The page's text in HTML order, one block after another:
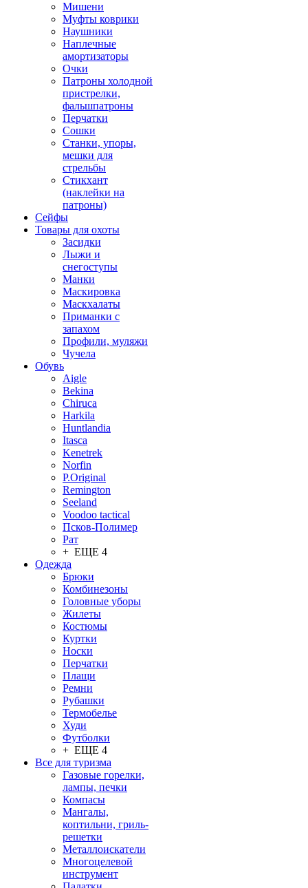
Мишени
Муфты коврики
Наушники
Наплечные
амортизаторы
Очки
Патроны холодной
пристрелки,
фальшпатроны
Перчатки
Сошки
Станки, упоры,
мешки для
стрельбы
Стикхант
(наклейки на
патроны)
Сейфы
Товары для охоты
Засидки
Лыжи и
снегоступы
Манки
Маскировка
Маскхалаты
Приманки с
запахом
Профили, муляжи
Чучела
Обувь
Aigle
Bekina
Chiruсa
Harkila
Huntlandia
Itasca
Kenetrek
Norfin
P.Original
Remington
Seeland
Voodoo tactical
Псков-Полимер
Рат
+ ЕЩЕ 4
Одежда
Брюки
Комбинезоны
Головные уборы
Жилеты
Костюмы
Куртки
Носки
Перчатки
Плащи
Ремни
Рубашки
Термобелье
Худи
Футболки
+ ЕЩЕ 4
Все для туризма
Газовые горелки,
лампы, печки
Компасы
Мангалы,
коптильни, гриль-
решетки
Металлоискатели
Многоцелевой
инструмент